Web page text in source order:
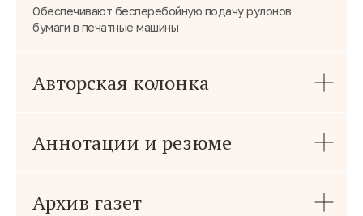
Обеспечивают бесперебойную подачу рулонов
бумаги в печатные машины
Авторская колонка
Аннотации и резюме
Архив газет